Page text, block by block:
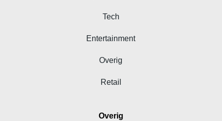
Tech
Entertainment
Overig
Retail
Overig